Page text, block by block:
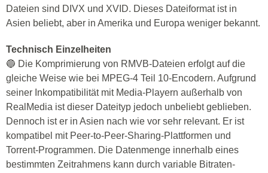
Dateien sind DIVX und XVID. Dieses Dateiformat ist in
Asien beliebt, aber in Amerika und Europa weniger bekannt.
Technisch Einzelheiten
🔵 Die Komprimierung von RMVB-Dateien erfolgt auf die
gleiche Weise wie bei MPEG-4 Teil 10-Encodern. Aufgrund
seiner Inkompatibilität mit Media-Playern außerhalb von
RealMedia ist dieser Dateityp jedoch unbeliebt geblieben.
Dennoch ist er in Asien nach wie vor sehr relevant. Er ist
kompatibel mit Peer-to-Peer-Sharing-Plattformen und
Torrent-Programmen. Die Datenmenge innerhalb eines
bestimmten Zeitrahmens kann durch variable Bitraten-